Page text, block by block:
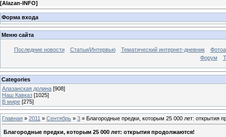
[Alazan-INFO]
Форма входа
Меню сайта
Последние новости Статьи/Интервью Тематический интернет-дневник
Форум
Categories
Алазанская долина [908]
Наш Кавказ [1025]
В мире [275]
Главная » 2011 » Сентябрь » 3 » Благородные предки, которым 25 000 лет: открытия
Благородные предки, которым 25 000 лет: открытия продолжаются!